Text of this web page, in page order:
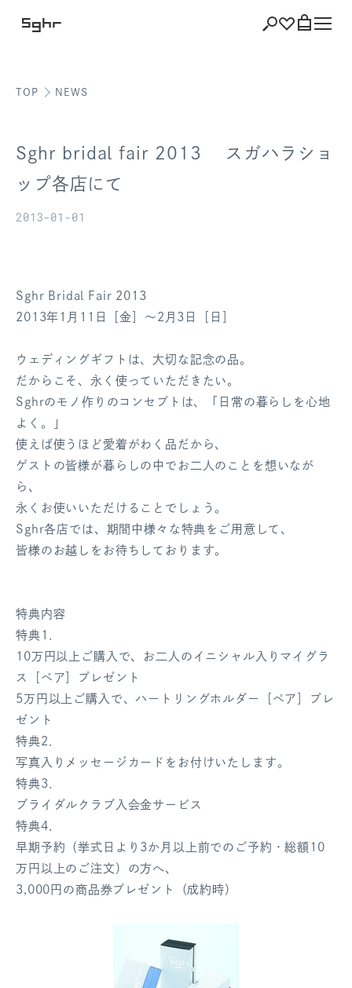
ショッピング バッグを見る
ログアウト
TOP NEWS
Sghr bridal fair 2013 スガハラショ
ップ各店にて
2013-01-01
Sghr Bridal Fair 2013
2013年1月11日［金］～2月3日［日］
ウェディングギフトは、大切な記念の品。
だからこそ、永く使っていただきたい。
Sghrのモノ作りのコンセプトは、「日常の暮らしを心地
よく。」
使えば使うほど愛着がわく品だから、
ゲストの皆様が暮らしの中でお二人のことを想いなが
ら、
永くお使いいただけることでしょう。
Sghr各店では、期間中様々な特典をご用意して、
皆様のお越しをお待ちしております。
特典内容
特典1．
10万円以上ご購入で、お二人のイニシャル入りマイグラ
ス［ペア］プレゼント
5万円以上ご購入で、ハートリングホルダー［ペア］プレ
ゼント
特典2．
写真入りメッセージカードをお付けいたします。
特典3．
ブライダルクラブ入会金サービス
特典4．
早期予約（挙式日より3か月以上前でのご予約・総額10
万円以上のご注文）の方へ、
3,000円の商品券プレゼント（成約時）